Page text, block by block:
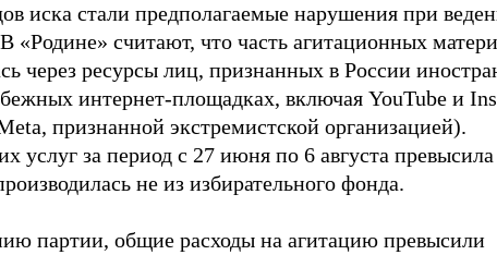
иска стали предполагаемые нарушения при
«Родине» считают, что часть агитационных
через ресурсы лиц, признанных в России
интернет-площадках, включая YouTube и
признанной экстремистской организацией).
услуг за период с 27 июня по 6 августа
не из избирательного фонда.
партии, общие расходы на агитацию превысили